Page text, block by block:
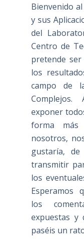
Bienvenido
y sus
del
Centro de
pretende
los
campo de
Complejos.
exponer
forma más
nosotros,
gustaría,
transmitir
los
Esperamos
los
expuestas y
paséis un